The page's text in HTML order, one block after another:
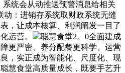
系统会从动推送预警消息给相关
动：进销存系统取财政系统无缝
，让成本核算、利润阐发一目了
运营。
聪慧食堂2。0全面建成
更严密、养分配餐更科学、运营
，实正成为智能化、尺度化、现
慧食堂高质量成长，既要手艺升